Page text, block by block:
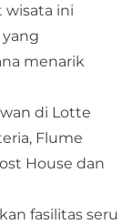
wisata ini
menarik
di Lotte
Flume
House dan
fasilitas seru